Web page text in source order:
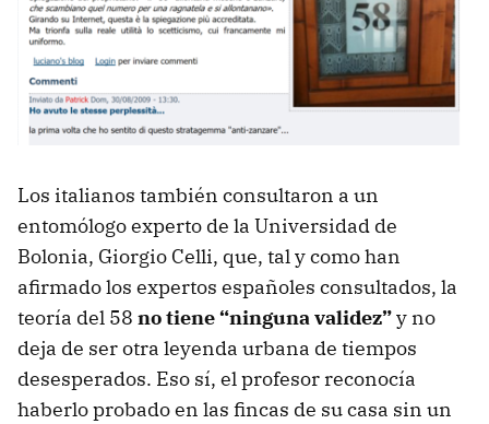
Los italianos también consultaron a un
entomólogo experto de la Universidad de
Bolonia, Giorgio Celli, que, tal y como han
afirmado los expertos españoles consultados, la
teoría del 58 no tiene “ninguna validez”y no
deja de ser otra leyenda urbana de tiempos
desesperados. Eso sí, el profesor reconocía
haberlo probado en las fincas de su casa sin un